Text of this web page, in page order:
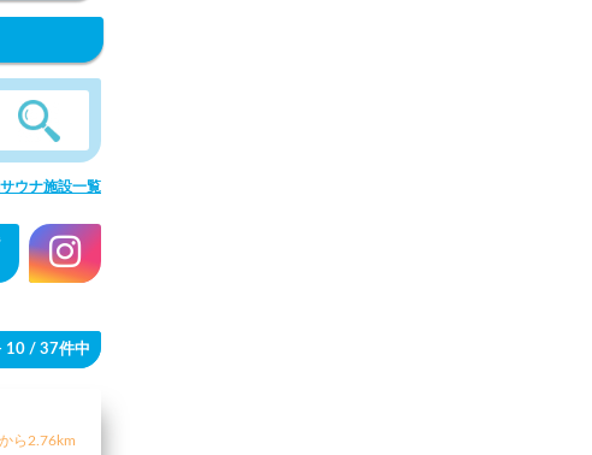
ウナ施設一覧
10 / 37件中
ら2.76km